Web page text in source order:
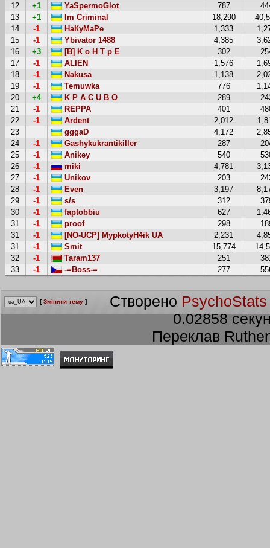
12
+1 YaSpermoGlot 787
13
+1 Im Criminal 18,290
14
-1 НаКуМаРе 1,333
15
-1 Ybivator 1488 4,385
16
+3 [B] K o H T p E 302
17
-1 ALIEN 1,576
18
-1 Nakusa 1,138
19
-1 Temuwka 776
20
+4 K P A C U B O 289
21
-1 REPPA 401
22
-1 Ardent 2,012
23
gggaD 4,172
24
-1 Gashykukrantikiller 287
25
-1 Anikey 540
26
-1 miki 4,781
27
-1 Unikov 203
28
-1 Even 3,197
29
-1 s/s 312
30
-1 faptobbiu 627
31
-1 proof 298
31
-1 [NO-UCP] MypkotyH4ik UA 2,231
31
-1 Smit 15,774
32
-1 Taram137 251
33
-1 -=Boss-= 277
[Змінити тему ] Створено
0.02858
Переклав